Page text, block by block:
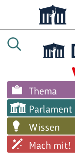
Thema
Parlament
Wissen
Mach mit!